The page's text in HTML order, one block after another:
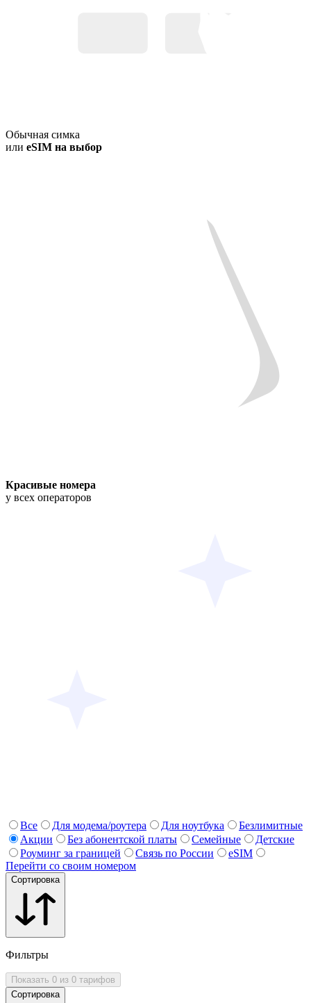
Обычная симка
или eSIM на выбор
Красивые номера
у всех операторов
Все Для модема/роутера Для ноутбука
Безлимитные
Акции
Без абонентской платы Семейные
Детские
Роуминг за границей
Связь по России
eSIM
Перейти со своим номером
Сортировка
Фильтры
Показать 0 из 0 тарифов
Сортировка